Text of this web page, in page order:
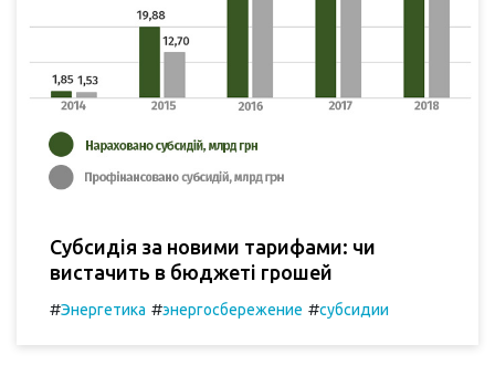
Субсидія за новими тарифами: чи
вистачить в бюджеті грошей
#Энергетика #энергосбережение #субсидии